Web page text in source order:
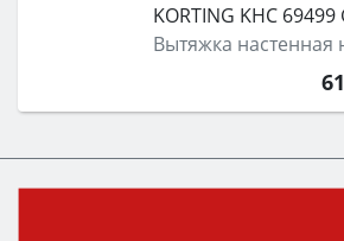
KORTING KHC 69499
Вытяжка настенная